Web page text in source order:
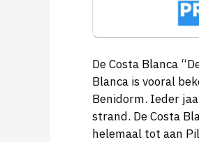
De Costa Blanca
Blanca is vooral
Benidorm. Ieder
strand. De Costa
helemaal tot aan